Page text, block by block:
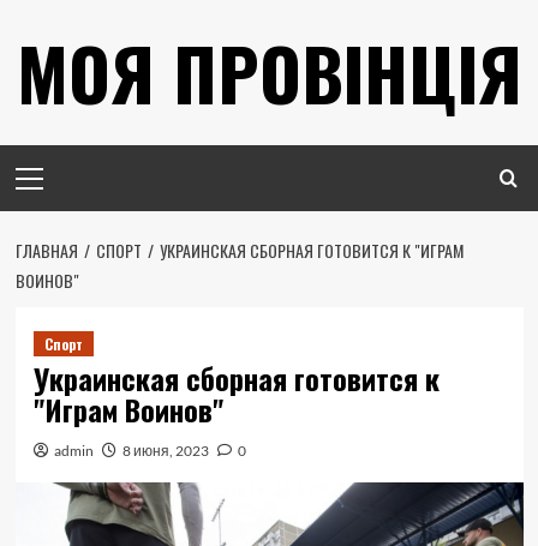
содержимому
МОЯ ПРОВІНЦІЯ
меню
ГЛАВНАЯ СПОРТ
УКРАИНСКАЯ СБОРНАЯ ГОТОВИТСЯ К "ИГРАМ
ВОИНОВ"
Спорт
Украинская сборная готовится к
"Играм Воинов"
admin 8 июня, 2023 0